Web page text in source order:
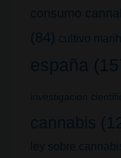
consumo
(84) cultivo
españa
investigacion
cannabis
ley sobre